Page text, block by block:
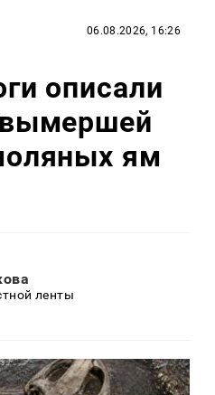
06.08.2026, 16:26
описали
ям
ленты